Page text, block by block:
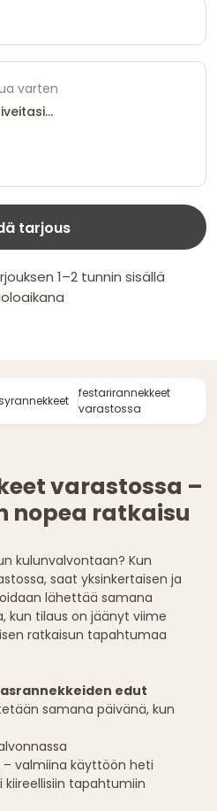
varten
tarjous
1–2 tunnin sisällä
festarirannekkeet
varastossa
varastossa –
nopea ratkaisu
kulunvalvontaan? Kun
saat yksinkertaisen ja
lähettää samana
kun tilaus on jäänyt viime
ratkaisun tapahtumaa
edut
samana päivänä, kun
– valmiina käyttöön heti
tapahtumiin